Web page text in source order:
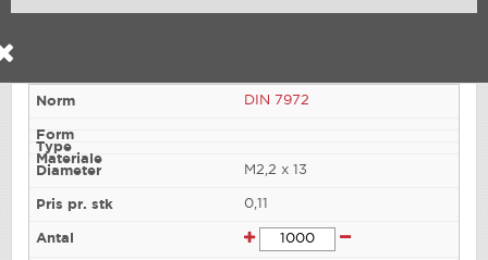
DIN 7972
M2,2 x 13
0,11